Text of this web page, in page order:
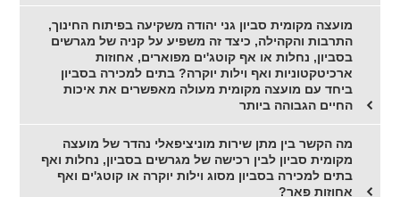
מועצה מקומית סביון גני יהודה משקיעה בפיתוח החינוך,
התרבות והקהילה, כיצד זה משפיע על קניה של מגרשים
בסביון, נחלות או אף קוטג'ים מפוארים, אחוזות
ארכיטקטוניות ואף וילות יוקרה? בתים למכירה בסביון
ביחד עם מועצה מקומית מעולה מאפשרים את איכות
החיים הגבוהה ביותר
מה הקשר בין מתן שירות מוניציפאלי נהדר של מועצה
מקומית סביון לבין רכישה של מגרשים בסביון, נחלות ואף
בתים למכירה בסביון מסוג וילות יוקרה או קוטג'ים ואף
אחוזות פאר?